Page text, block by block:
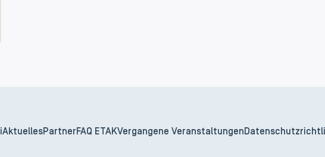
AktuellesPartner FAQ ETAKVergangene Veranstaltungen